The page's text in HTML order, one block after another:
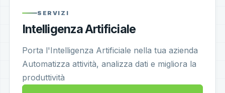
SERVIZI
Intelligenza Artificiale
Porta l'Intelligenza Artificiale nella tua azienda
Automatizza attività, analizza dati e migliora la
produttività